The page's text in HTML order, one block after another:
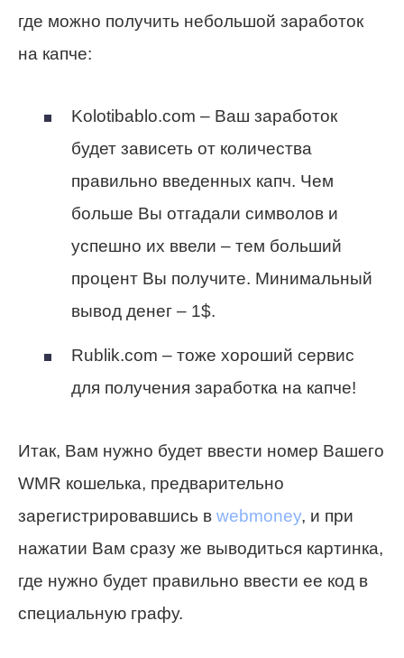
где можно получить небольшой заработок
на капче:
Kolotibablo.com – Ваш заработок
будет зависеть от количества
правильно введенных капч. Чем
больше Вы отгадали символов и
успешно их ввели – тем больший
процент Вы получите. Минимальный
вывод денег – 1$.
Rublik.com – тоже хороший сервис
для получения заработка на капче!
Итак, Вам нужно будет ввести номер Вашего
WMR кошелька, предварительно
зарегистрировавшись в webmoney, и при
нажатии Вам сразу же выводиться картинка,
где нужно будет правильно ввести ее код в
специальную графу.